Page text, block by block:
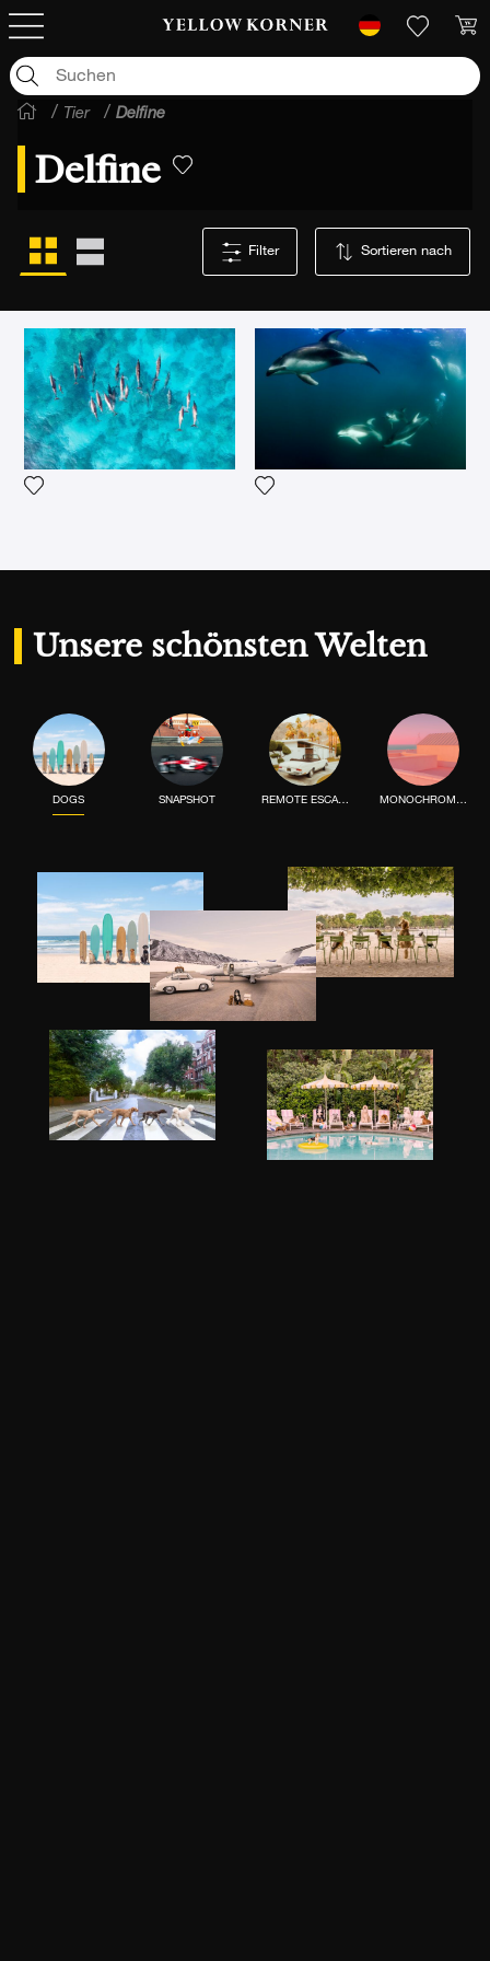
/ Tier / Delfine
Delfine
Filter Sortieren nach
Unsere schönsten Welten
DOGS SNAPSHOT REMOTE ESCAPE MONOCHROME MOOD